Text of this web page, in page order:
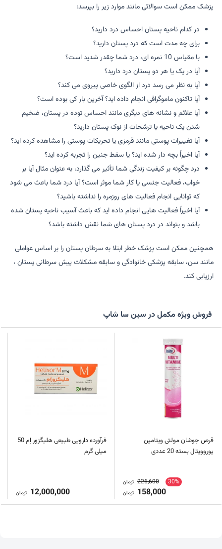
پزشک ممکن است سوالاتی مانند موارد زیر را بپرسد:
در کدام ناحیه پستان احساس درد دارید؟
برای چه مدت است که درد پستان دارید؟
با مقیاس 10 نمره ای، درد شما چقدر شدید است؟
آیا در یک یا هر دو پستان درد دارید؟
آیا به نظر می رسد درد از الگوی خاصی پیروی می کند؟
آیا تاکنون ماموگرافی انجام داده اید؟ آخرین بار کی بوده است؟
آیا علائم و نشانه های دیگری مانند احساس توده در پستان، ضخیم
شدن یک ناحیه یا ترشحات از نوک پستان دارید؟
آیا تغییرات پوستی مانند قرمزی یا تحریکات پوستی را مشاهده کرده اید؟
آیا اخیراً بچه دار شده اید؟ یا سقط جنین را تجربه کرده اید؟
درد چگونه بر کیفیت زندگی شما تأثیر می گذارد، به عنوان مثال آیا بر
خواب، فعالیت جنسی یا کار شما موثر است؟ آیا درد شما باعث می شود
که توانایی انجام فعالیت های روزمره را نداشته باشید؟
آیا اخیراً فعالیت هایی انجام داده اید که باعث آسیب ناحیه پستان شده
باشد و بتواند در درد پستان های شما نقش داشته باشد؟
همچنین ممکن است پزشک خطر ابتلا به سرطان پستان را بر اساس عواملی
مانند سن، سابقه پزشکی خانوادگی و سابقه مشکلات پیش سرطانی پستان ،
ارزیابی کند.
فروش ویژه مکمل در سین سا شاپ
قرص جوشان مولتی ویتامین
یوروویتال بسته 20 عددی
30%
226,600 تومان
158,000 تومان
فرآورده دارویی طبیعی هلیگزور اِم 50
میلی گرم
12,000,000 تومان